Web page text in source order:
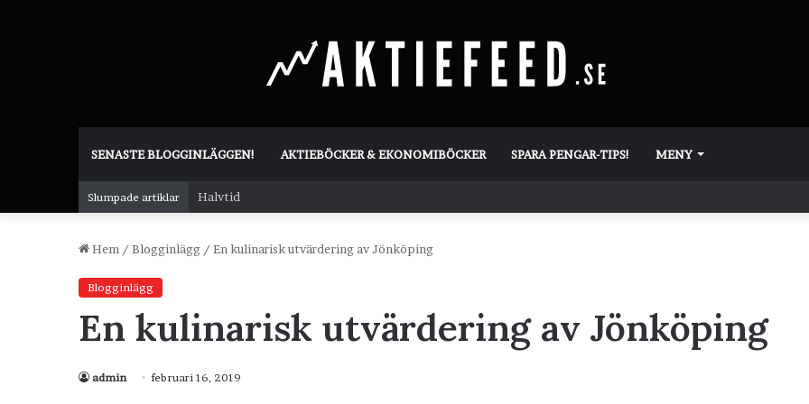
SENASTE BLOGGINLÄGGEN! AKTIEBÖCKER & EKONOMIBÖCKER SPARA PENGAR-TIPS! MENY
Slumpade artiklar Halvtid
Hem / Blogginlägg / En kulinarisk utvärdering av Jönköping
Blogginlägg
En kulinarisk utvärdering av Jönköping
admin februari 16, 2019